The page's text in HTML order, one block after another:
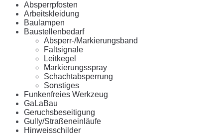
Absperrpfosten
Arbeitskleidung
Baulampen
Baustellenbedarf
Absperr-/Markierungsband
Faltsignale
Leitkegel
Markierungsspray
Schachtabsperrung
Sonstiges
Funkenfreies Werkzeug
GaLaBau
Geruchsbeseitigung
Gully/Straßeneinläufe
Hinweisschilder